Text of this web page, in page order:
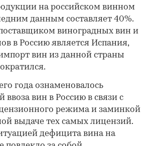
на российском винном
данным составляет 40%.
виноградных вин и
в Россию является Испания,
вин из данной страны
года ознаменовалось
ввоза вин в Россию в связи с
режима и заминкой
выдаче тех самых лицензий.
дефицита вина на